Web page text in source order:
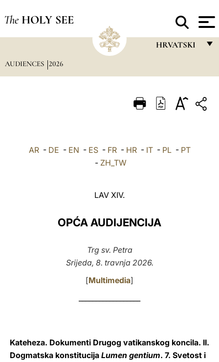
The HOLY SEE
HRVATSKI
ITALIANO
中文
AUDIENCES 2026
AR- DE - EN - ES- FR- HR- IT- PL- PT
- ZH_TW
LAV XIV.
OPĆA AUDIJENCIJA
Trg sv. Petra
Srijeda, 8. travnja 2026.
[Multimedia]
Kateheza. Dokumenti Drugog vatikanskog koncila. II.
Dogmatska konstitucija Lumen gentium. 7. Svetost i